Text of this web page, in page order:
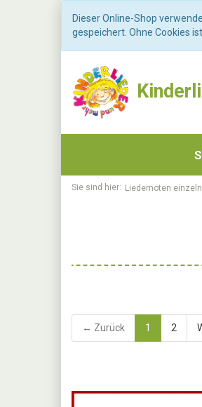
Dieser Online-Shop
gespeichert. Ohne Cookies
Sie sind hier: Liedernoten
← Zurück 1 2